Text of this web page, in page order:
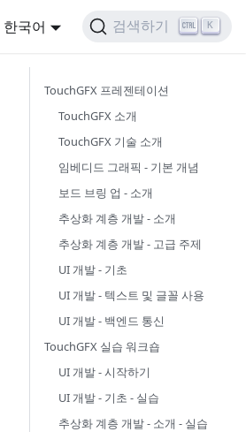
한국어 검색하기 K
TouchGFX 프레젠테이션
TouchGFX 소개
TouchGFX 기술 소개
임베디드 그래픽 - 기본 개념
보드 브링 업 - 소개
추상화 계층 개발 - 소개
추상화 계층 개발 - 고급 주제
UI 개발 - 기초
UI 개발 - 텍스트 및 글꼴 사용
UI 개발 - 백엔드 통신
TouchGFX 실습 워크숍
UI 개발 - 시작하기
UI 개발 - 기초 - 실습
추상화 계층 개발 - 소개 - 실습